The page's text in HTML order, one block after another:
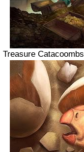
Treasure Catacoombs